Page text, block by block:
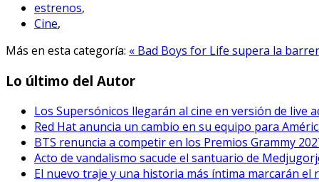
estrenos,
Cine,
Más en esta categoría: « Bad Boys for Life supera la
Lo último del Autor
Los Supersónicos llegarán al cine en versión de live
Red Hat anuncia un cambio en su equipo para
BTS renuncia a competir en los Premios Grammy
Acto de vandalismo sacude el santuario de
El nuevo traje y una historia más íntima marcarán el